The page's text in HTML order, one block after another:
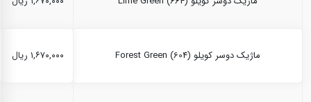
ماژیک دوسر کویلو Forest Green (604) ۱,۶۷۰,۰۰۰ ریال